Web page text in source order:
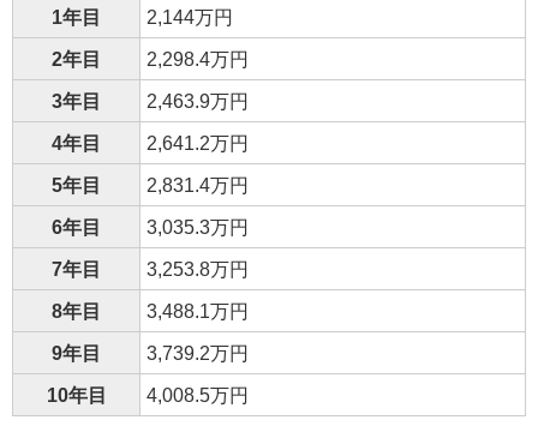
1年目 2,144万円
2年目 2,298.4万円
3年目 2,463.9万円
4年目 2,641.2万円
5年目 2,831.4万円
6年目 3,035.3万円
7年目 3,253.8万円
8年目 3,488.1万円
9年目 3,739.2万円
10年目 4,008.5万円